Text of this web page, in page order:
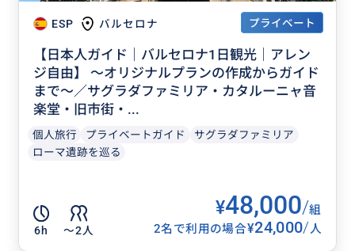
ESP バルセロナ プライベート
【日本人ガイド｜バルセロナ1日観光｜アレン
ジ自由】 〜オリジナルプランの作成からガイド
まで〜／サグラダファミリア・カタルーニャ音
楽堂・旧市街・...
個人旅行 プライベートガイド
サグラダファミリア
ローマ遺跡を巡る
6h 〜2人
¥48,000/組
2名で利用の場合¥24,000/人